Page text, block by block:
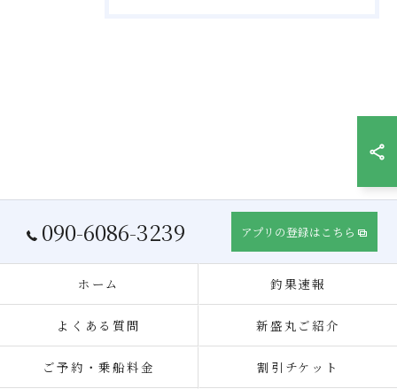
090-6086-3239 アプリの登録はこちら
ホーム 釣果速報
よくある質問 新盛丸ご紹介
ご予約・乗船料金 割引チケット